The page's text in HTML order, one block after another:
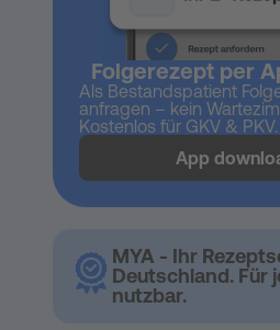
Folgerezept per
Als Bestandspatient
anfragen – kein
Kostenlos für GKV & PKV.
App
MYA - Ihr
Deutschland. Für
nutzbar.